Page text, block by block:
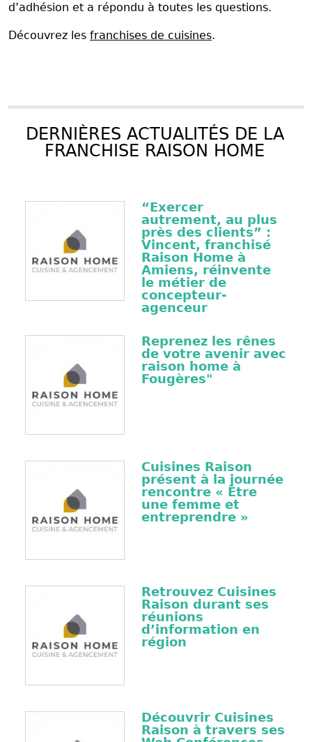
d’adhésion et a répondu à toutes les questions.
Découvrez les franchises de cuisines.
DERNIÈRES ACTUALITÉS DE LA
FRANCHISE RAISON HOME
“Exercer
autrement, au plus
près des clients” :
Vincent, franchisé
Raison Home à
Amiens, réinvente
le métier de
concepteur-
agenceur
Reprenez les rênes
de votre avenir avec
raison home à
Fougères"
Cuisines Raison
présent à la journée
rencontre « Être
une femme et
entreprendre »
Retrouvez Cuisines
Raison durant ses
réunions
d’information en
région
Découvrir Cuisines
Raison à travers ses